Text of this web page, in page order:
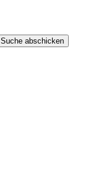
Suche abschicken